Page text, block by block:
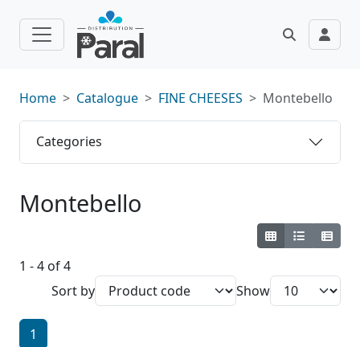
Categories
Home Catalogue FINE CHEESES Montebello
Montebello
1 - 4 of 4
Sort by
Show
1